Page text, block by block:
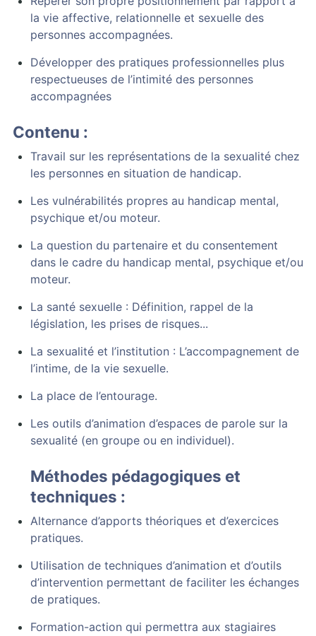
la vie affective, relationnelle et sexuelle des
personnes accompagnées.
Développer des pratiques professionnelles plus
respectueuses de l’intimité des personnes
accompagnées
Contenu :
Travail sur les représentations de la sexualité chez
les personnes en situation de handicap.
Les vulnérabilités propres au handicap mental,
psychique et/ou moteur.
La question du partenaire et du consentement
dans le cadre du handicap mental, psychique et/ou
moteur.
La santé sexuelle : Définition, rappel de la
législation, les prises de risques...
La sexualité et l’institution : L’accompagnement de
l’intime, de la vie sexuelle.
La place de l’entourage.
Les outils d’animation d’espaces de parole sur la
sexualité (en groupe ou en individuel).
Méthodes pédagogiques et
techniques :
Alternance d’apports théoriques et d’exercices
pratiques.
Utilisation de techniques d’animation et d’outils
d’intervention permettant de faciliter les échanges
de pratiques.
Formation-action qui permettra aux stagiaires